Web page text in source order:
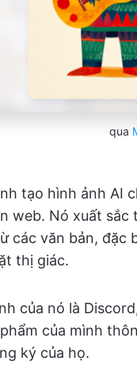
qua
tạo hình ảnh AI
web. Nó xuất
các văn bản, đặc
thị giác.
của nó là
của mình
ký của họ.